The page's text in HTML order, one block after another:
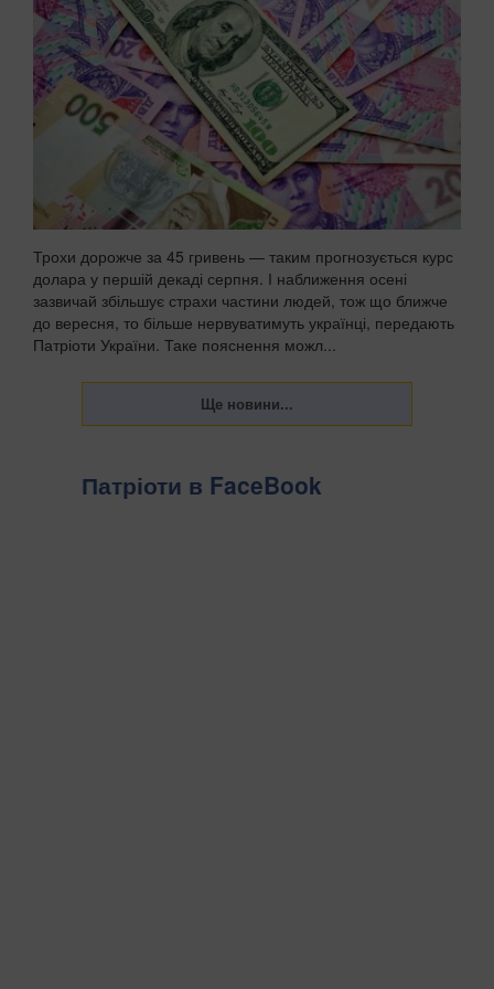
Трохи дорожче за 45 гривень — таким прогнозується курс
долара у першій декаді серпня. І наближення осені
зазвичай збільшує страхи частини людей, тож що ближче
до вересня, то більше нервуватимуть українці, передають
Патріоти України. Таке пояснення можл...
Патріоти в FaceBook